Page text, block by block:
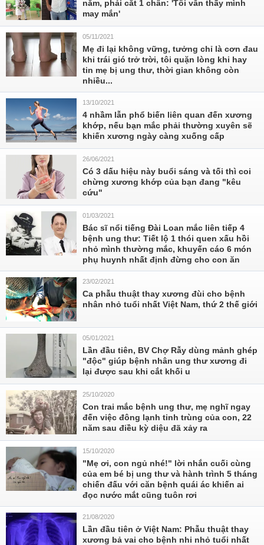
năm, phải cắt 1 chân: 'Tôi vẫn thấy mình
may mắn'
05/11/2021
Mẹ đi lại không vững, tưởng chỉ là cơn đau
khi trái gió trở trời, tôi quặn lòng khi hay
tin mẹ bị ung thư, thời gian không còn
nhiều...
13/10/2021
4 nhầm lẫn phổ biến liên quan đến xương
khớp, nếu bạn mắc phải thường xuyên sẽ
khiến xương ngày càng xuống cấp
26/06/2021
Có 3 dấu hiệu này buổi sáng và tối thì coi
chừng xương khớp của bạn đang "kêu
cứu"
01/03/2021
Bác sĩ nổi tiếng Đài Loan mắc liên tiếp 4
bệnh ung thư: Tiết lộ 1 thói quen xấu hồi
nhỏ mình thường mắc, khuyến cáo 6 món
phụ huynh nhất định đừng cho con ăn
23/02/2021
Ca phẫu thuật thay xương đùi cho bệnh
nhân nhỏ tuổi nhất Việt Nam, thứ 2 thế giới
05/01/2021
Lần đầu tiên, BV Chợ Rẫy dùng mảnh ghép
"độc" giúp bệnh nhân ung thư xương đi
lại được sau khi cắt khối u
25/10/2020
Con trai mắc bệnh ung thư, mẹ nghĩ ngay
đến việc đông lạnh tinh trùng của con, 22
năm sau điều kỳ diệu đã xảy ra
15/10/2020
"Mẹ ơi, con ngủ nhé!" lời nhắn cuối cùng
của em bé bị ung thư và hành trình 5 tháng
chiến đấu với căn bệnh quái ác khiến ai
đọc nước mắt cũng tuôn rơi
21/08/2020
Lần đầu tiên ở Việt Nam: Phẫu thuật thay
xương bả vai cho bệnh nhi nhỏ tuổi nhất